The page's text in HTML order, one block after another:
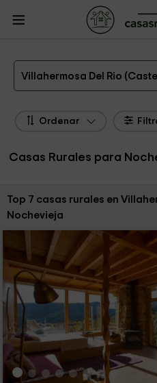
Casas Rurales
Casas Rurales Castellón
Casas Rurales
Casas Rurales Nochevieja en
Villahermosa Del Rio
Ordenar
Ordenar por:
Top 7 casas rurales en
Nochevieja